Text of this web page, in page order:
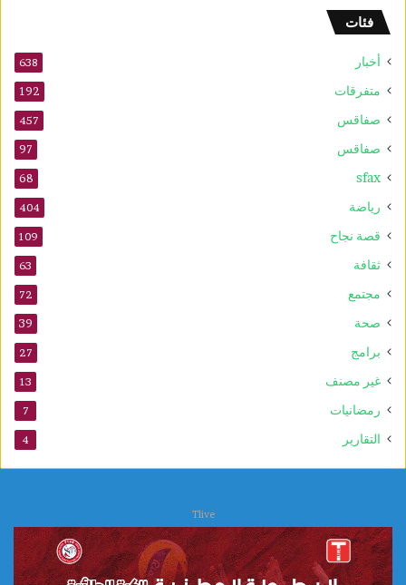
فئات
أخبار 638
متفرقات 192
صفاقس 457
صفاقس 97
sfax
68
رياضة 404
قصة نجاح 109
ثقافة 63
مجتمع 72
صحة 39
برامج 27
غير مصنف 13
رمضانيات 7
التقارير 4
Tlive